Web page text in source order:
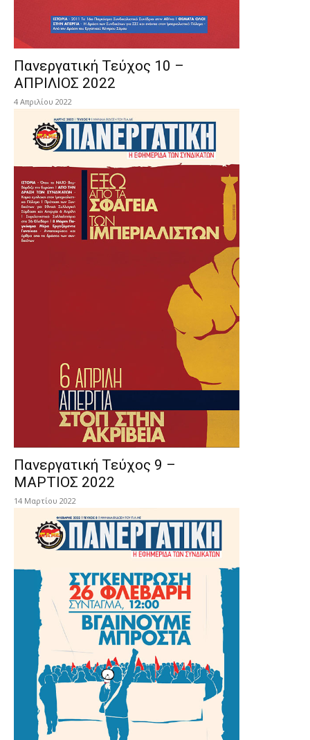
Πανεργατική Τεύχος 10 –
ΑΠΡΙΛΙΟΣ 2022
4 Απριλίου 2022
Πανεργατική Τεύχος 9 –
ΜΑΡΤΙΟΣ 2022
14 Μαρτίου 2022